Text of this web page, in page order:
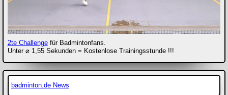
2te Challengefür Badmintonfans.
Unter ⌀ 1,55 Sekunden = Kostenlose Trainingsstunde !!!
badminton.de News